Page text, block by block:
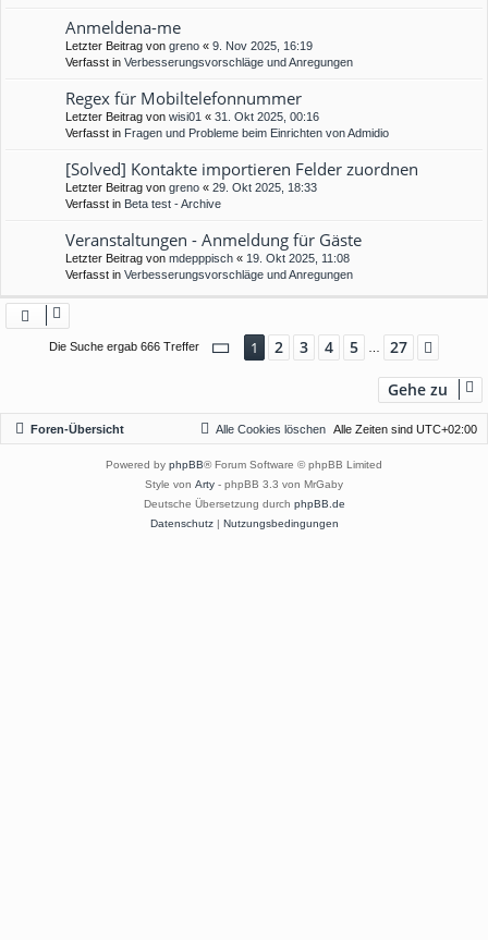
Anmeldena-me
Letzter Beitrag von greno « 9. Nov 2025, 16:19
Verfasst in Verbesserungsvorschläge und Anregungen
Regex für Mobiltelefonnummer
Letzter Beitrag von wisi01 « 31. Okt 2025, 00:16
Verfasst in Fragen und Probleme beim Einrichten von Admidio
[Solved] Kontakte importieren Felder zuordnen
Letzter Beitrag von greno « 29. Okt 2025, 18:33
Verfasst in Beta test - Archive
Veranstaltungen - Anmeldung für Gäste
Letzter Beitrag von mdepppisch « 19. Okt 2025, 11:08
Verfasst in Verbesserungsvorschläge und Anregungen
Die Suche ergab 666 Treffer Seite 1 von 27
1 2 3 4 5 27
Gehe zu
Foren-Übersicht Alle Zeiten sind UTC+02:00
Alle Cookies löschen
Powered by phpBB® Forum Software © phpBB Limited
Style von Arty - phpBB 3.3 von MrGaby
Deutsche Übersetzung durch phpBB.de
Datenschutz| Nutzungsbedingungen